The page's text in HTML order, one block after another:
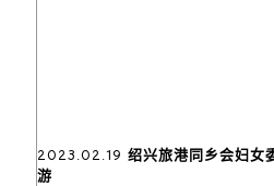
2023.02.19 绍兴旅港同乡会妇女
游